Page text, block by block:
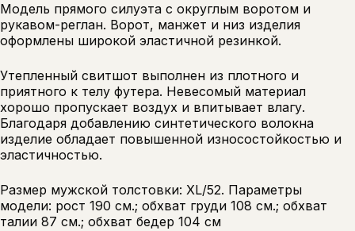
Модель прямого силуэта с округлым воротом и
рукавом-реглан. Ворот, манжет и низ изделия
оформлены широкой эластичной резинкой.
Утепленный свитшот выполнен из плотного и
приятного к телу футера. Невесомый материал
хорошо пропускает воздух и впитывает влагу.
Благодаря добавлению синтетического волокна
изделие обладает повышенной износостойкостью и
эластичностью.
Размер мужской толстовки: XL/52. Параметры
модели: рост 190 см.; обхват груди 108 см.; обхват
талии 87 см.; обхват бедер 104 см